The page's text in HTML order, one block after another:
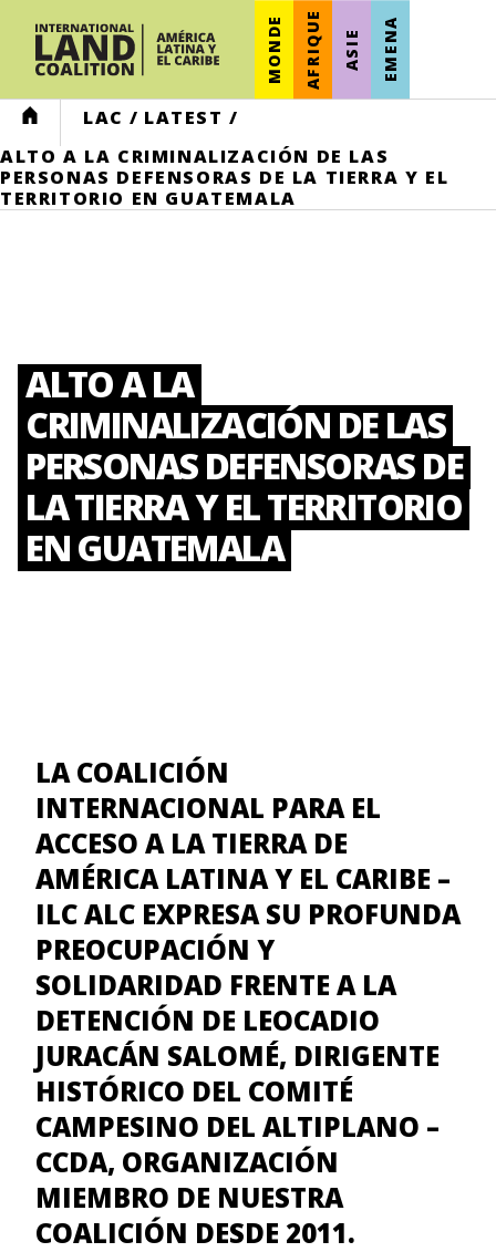
MONDE AFRIQUE ASIE EMENA
HOME LAC / LATEST /
ALTO A LA CRIMINALIZACIÓN DE LAS
PERSONAS DEFENSORAS DE LA TIERRA Y EL
TERRITORIO EN GUATEMALA
ALTO A LA
CRIMINALIZACIÓN DE LAS
PERSONAS DEFENSORAS DE
LA TIERRA Y EL TERRITORIO
EN GUATEMALA
LA COALICIÓN
INTERNACIONAL PARA EL
ACCESO A LA TIERRA DE
AMÉRICA LATINA Y EL CARIBE –
ILC ALC EXPRESA SU PROFUNDA
PREOCUPACIÓN Y
SOLIDARIDAD FRENTE A LA
DETENCIÓN DE LEOCADIO
JURACÁN SALOMÉ, DIRIGENTE
HISTÓRICO DEL COMITÉ
CAMPESINO DEL ALTIPLANO –
CCDA, ORGANIZACIÓN
MIEMBRO DE NUESTRA
COALICIÓN DESDE 2011.